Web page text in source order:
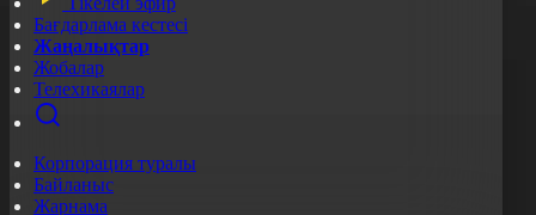
Бағдарлама кестесі
Жаңалықтар
Жобалар
Телехикаялар
Корпорация туралы
Байланыс
Жарнама